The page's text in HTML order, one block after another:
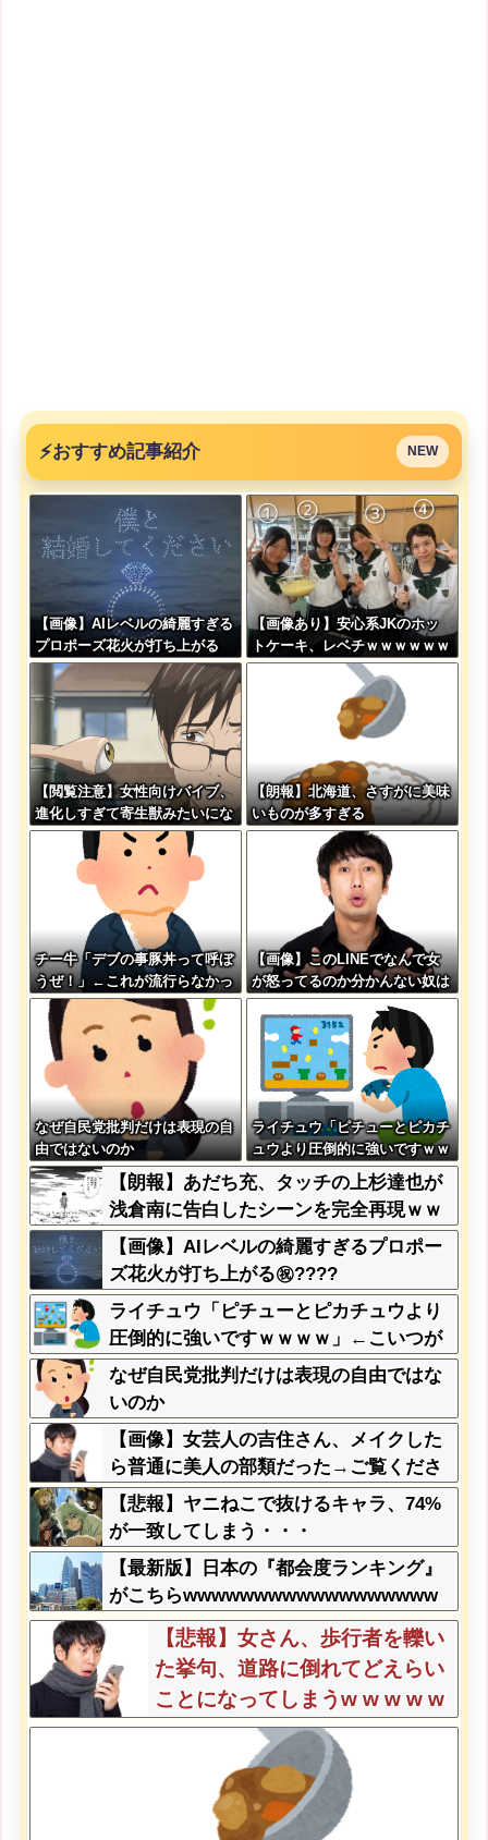
⚡おすすめ記事紹介 NEW
【画像】AIレベルの綺麗すぎる
プロポーズ花火が打ち上がる
㊗????
【画像あり】安心系JKのホッ
トケーキ、レベチｗｗｗｗｗｗ
ｗｗｗｗｗｗｗｗｗｗｗｗｗｗ
【閲覧注意】女性向けバイブ、
進化しすぎて寄生獣みたいにな
ってしまう・・・
【朗報】北海道、さすがに美味
いものが多すぎる
チー牛「デブの事豚丼って呼ぼ
うぜ！」←これが流行らなかっ
た理由
【画像】このLINEでなんで女
が怒ってるのか分かんない奴は
モテない奴確定らしい←お前ら
は勿論わかるよ
な？？？？？？？
なぜ自民党批判だけは表現の自
由ではないのか
ライチュウ「ピチューとピカチ
ュウより圧倒的に強いですｗｗ
ｗｗ」←こいつが不人気な理由
【朗報】あだち充、タッチの上杉達也が
浅倉南に告白したシーンを完全再現ｗｗ
ｗｗｗ
【画像】AIレベルの綺麗すぎるプロポー
ズ花火が打ち上がる㊗????
ライチュウ「ピチューとピカチュウより
圧倒的に強いですｗｗｗｗ」←こいつが
不人気な理由
なぜ自民党批判だけは表現の自由ではな
いのか
【画像】女芸人の吉住さん、メイクした
ら普通に美人の部類だった→ご覧くださ
いw w w w w w w w
【悲報】ヤニねこで抜けるキャラ、74%
が一致してしまう・・・
【最新版】日本の『都会度ランキング』
がこちらwwwwwwwwwwwwwwwwww
wwwwww
【悲報】女さん、歩行者を轢い
た挙句、道路に倒れてどえらい
ことになってしまうw w w w w
w w